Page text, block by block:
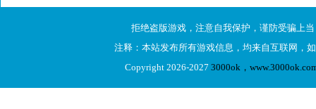
拒绝盗版游戏，注意自我保护，谨防受骗上
注释：本站发布所有游戏信息，均来自互联网，
Copyright 2026-2027 3000ok，